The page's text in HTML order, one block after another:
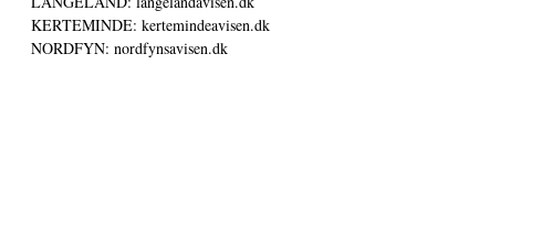
KERTEMINDE: kertemindeavisen.dk
NORDFYN: nordfynsavisen.dk